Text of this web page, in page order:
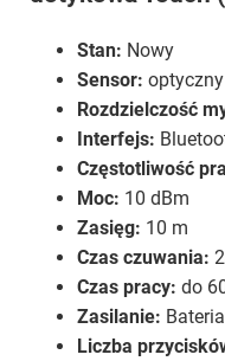
Stan: Nowy
Sensor: optyczny
Rozdzielczość
Interfejs:
Częstotliwość
Moc: 10 dBm
Zasięg: 10 m
Czas czuwania:
Czas pracy: do
Zasilanie:
Liczba